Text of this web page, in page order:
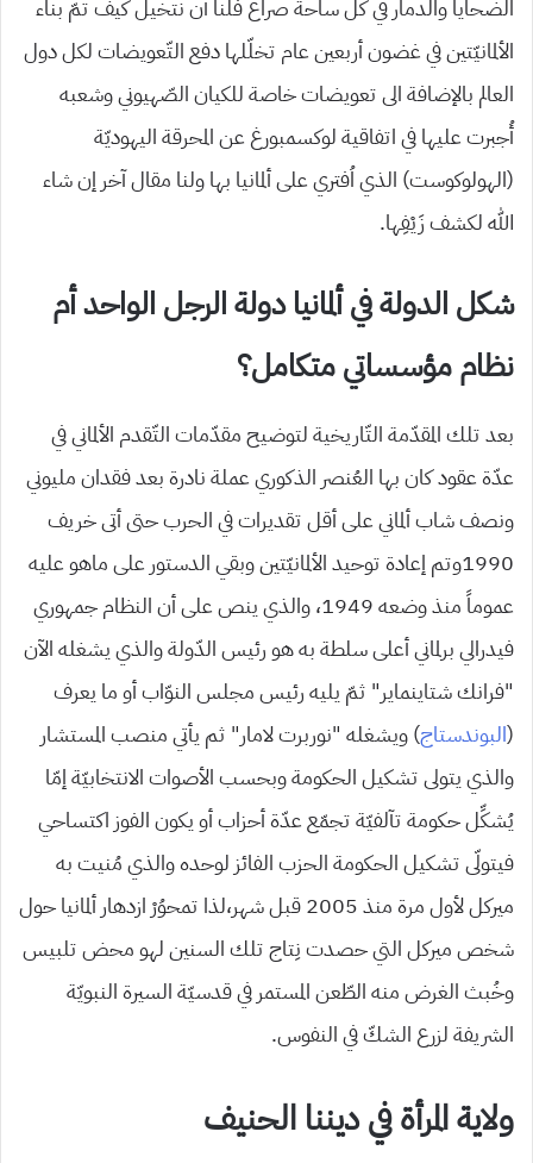
الضحايا والدمار في كل ساحة صراع فلنا أن نتخيل كيف تمّ بناء
الألمانيّتين في غضون أربعين عام تخلّلها دفع التّعويضات لكل دول
العالم بالإضافة الى تعويضات خاصة للكيان الصّهيوني وشعبه
أُجبرت عليها في اتفاقية لوكسمبورغ عن المحرقة اليهوديّة
(الهولوكوست) الذي اُفتري على ألمانيا بها ولنا مقال آخر إن شاء
الله لكشف زَيْفِها.
شكل الدولة في ألمانيا دولة الرجل الواحد أم
نظام مؤسساتي متكامل؟
بعد تلك المقدّمة التّاريخية لتوضيح مقدّمات التّقدم الألماني في
عدّة عقود كان بها العُنصر الذكوري عملة نادرة بعد فقدان مليوني
ونصف شاب ألماني على أقل تقديرات في الحرب حتى أتى خريف
1990وتم إعادة توحيد الألمانيّتين وبقي الدستور على ماهو عليه
عموماً منذ وضعه 1949، والذي ينص على أن النظام جمهوري
فيدرالي برلماني أعلى سلطة به هو رئيس الدّولة والذي يشغله الآن
“فرانك شتاينماير” ثمّ يليه رئيس مجلس النوّاب أو ما يعرف
(البوندستاج) ويشغله “نوربرت لامار” ثم يأتي منصب المستشار
والذي يتولى تشكيل الحكومة وبحسب الأصوات الانتخابيّة إمّا
يُشكِّل حكومة تآلفيّة تجمّع عدّة أحزاب أو يكون الفوز اكتساحي
فيتولّى تشكيل الحكومة الحزب الفائز لوحده والذي مُنيت به
ميركل لأول مرة منذ 2005 قبل شهر،لذا تمحوُرْ ازدهار ألمانيا حول
شخص ميركل التي حصدت نِتاج تلك السنين لهو محض تلبيس
وخُبث الغرض منه الطّعن المستمر في قدسيّة السيرة النبويّة
الشريفة لزرع الشكّ في النفوس.
ولاية المرأة في ديننا الحنيف